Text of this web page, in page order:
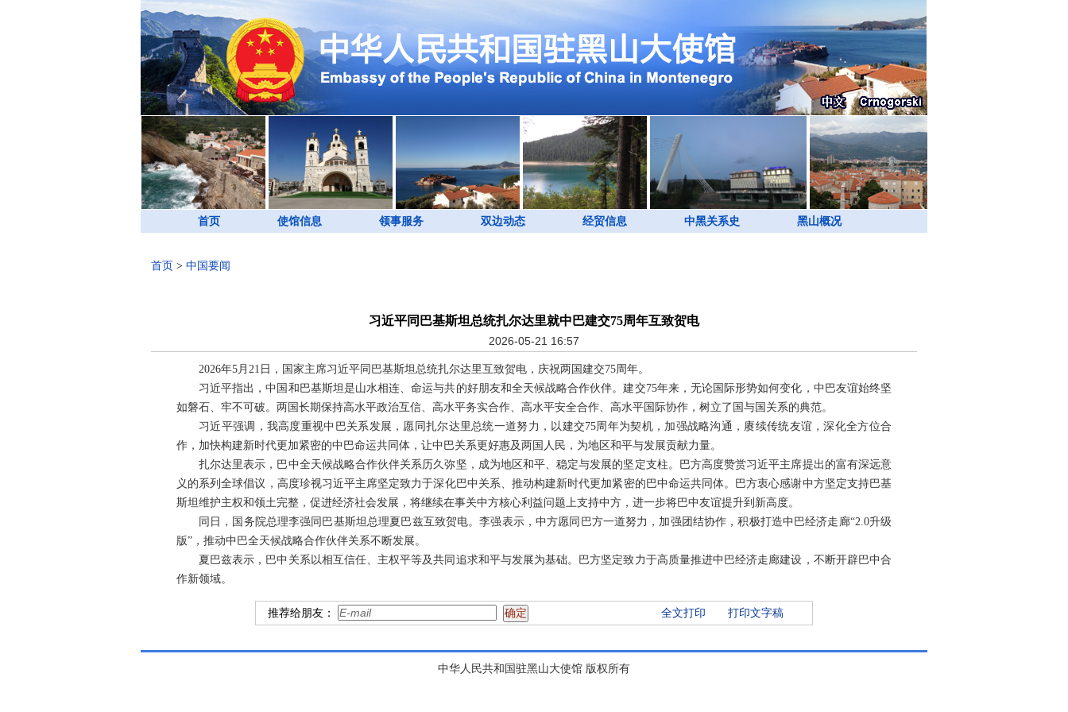
首页 使馆信息 领事服务 双边动态 经贸信息 中黑关系史 黑山概况
首页 > 中国要闻
习近平同巴基斯坦总统扎尔达里就中巴建交75周年互致贺电
2026-05-21 16:57
2026年5月21日，国家主席习近平同巴基斯坦总统扎尔达里互致贺电，庆祝两国建交75周年。
习近平指出，中国和巴基斯坦是山水相连、命运与共的好朋友和全天候战略合作伙伴。建交75年来，无论国际形势如何变化，中巴友谊始终坚
如磐石、牢不可破。两国长期保持高水平政治互信、高水平务实合作、高水平安全合作、高水平国际协作，树立了国与国关系的典范。
习近平强调，我高度重视中巴关系发展，愿同扎尔达里总统一道努力，以建交75周年为契机，加强战略沟通，赓续传统友谊，深化全方位合
作，加快构建新时代更加紧密的中巴命运共同体，让中巴关系更好惠及两国人民，为地区和平与发展贡献力量。
扎尔达里表示，巴中全天候战略合作伙伴关系历久弥坚，成为地区和平、稳定与发展的坚定支柱。巴方高度赞赏习近平主席提出的富有深远意
义的系列全球倡议，高度珍视习近平主席坚定致力于深化巴中关系、推动构建新时代更加紧密的巴中命运共同体。巴方衷心感谢中方坚定支持巴基
斯坦维护主权和领土完整，促进经济社会发展，将继续在事关中方核心利益问题上支持中方，进一步将巴中友谊提升到新高度。
同日，国务院总理李强同巴基斯坦总理夏巴兹互致贺电。李强表示，中方愿同巴方一道努力，加强团结协作，积极打造中巴经济走廊“2.0升级
版”，推动中巴全天候战略合作伙伴关系不断发展。
夏巴兹表示，巴中关系以相互信任、主权平等及共同追求和平与发展为基础。巴方坚定致力于高质量推进中巴经济走廊建设，不断开辟巴中合
作新领域。
推荐给朋友： 全文打印 打印文字稿
中华人民共和国驻黑山大使馆 版权所有